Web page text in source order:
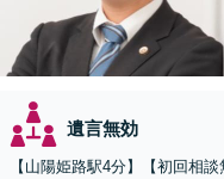
遺言無効
【山陽姫路駅4分】【初回相